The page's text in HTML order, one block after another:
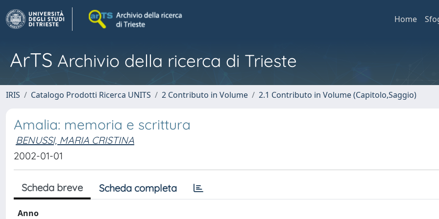
Home
ArTS Archivio della ricerca di Trieste
IRIS Catalogo Prodotti Ricerca UNITS 2 Contributo in Volume 2.1 Contributo in Volume (Capitolo,Saggio)
Amalia: memoria e scrittura
BENUSSI, MARIA CRISTINA
2002-01-01
Scheda breve Scheda completa
Anno